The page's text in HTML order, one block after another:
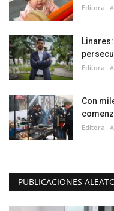
Editora
Editora
Con
Editora
PUBLICACIONES